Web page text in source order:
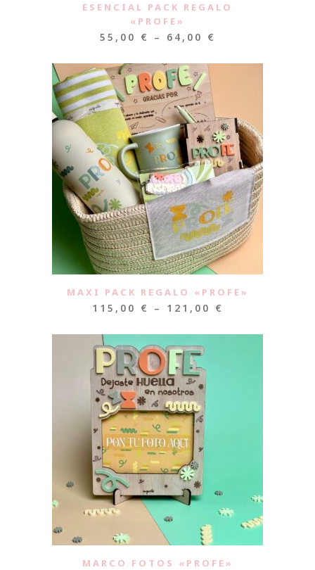
ESENCIAL PACK REGALO
«PROFE»
55,00 € – 64,00 €
MAXI PACK REGALO «PROFE»
115,00 € – 121,00 €
MARCO FOTOS «PROFE»